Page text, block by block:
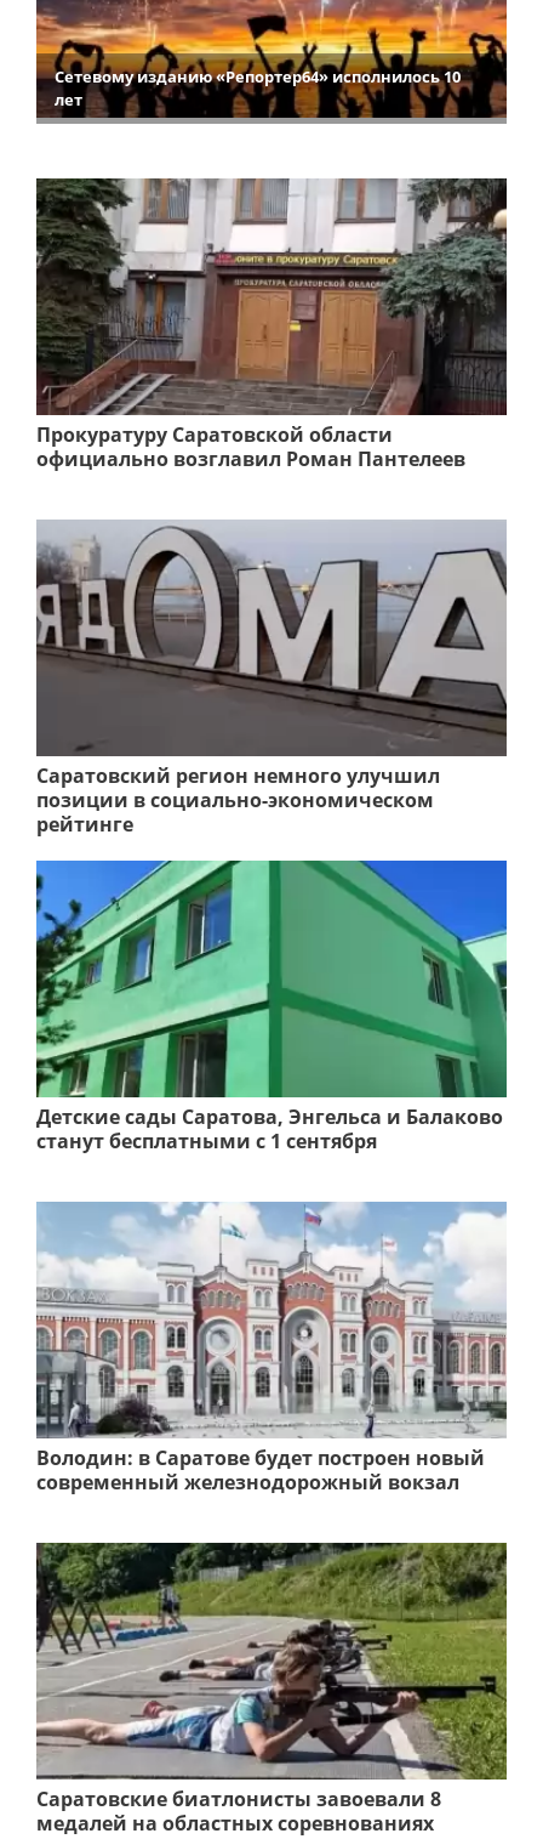
Сетевому изданию «Репортер64» исполнилось 10
лет
Прокуратуру Саратовской области
официально возглавил Роман Пантелеев
Саратовский регион немного улучшил
позиции в социально-экономическом
рейтинге
Детские сады Саратова, Энгельса и Балаково
станут бесплатными с 1 сентября
Володин: в Саратове будет построен новый
современный железнодорожный вокзал
Саратовские биатлонисты завоевали 8
медалей на областных соревнованиях